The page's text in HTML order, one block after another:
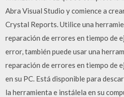
Abra Visual Studio y comience a
Crystal Reports. Utilice una
reparación de errores en tiempo de
error, también puede usar una
reparación de errores en tiempo de
en su PC. Está disponible para
la herramienta e instálela en su